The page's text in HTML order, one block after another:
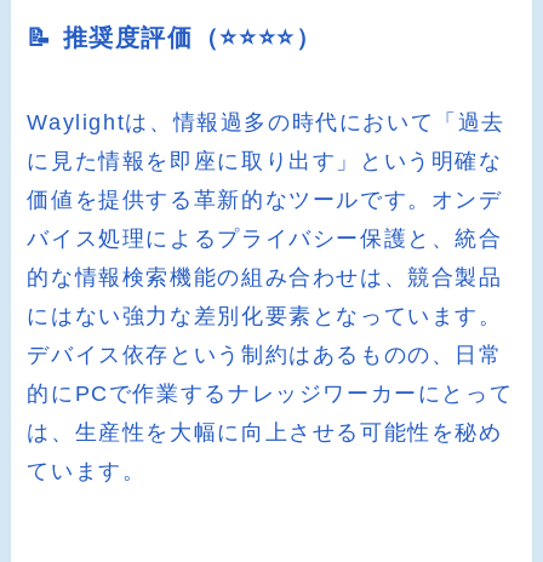
📝 推奨度評価（⭐️⭐️⭐️⭐️）
Waylightは、情報過多の時代において「過去
に見た情報を即座に取り出す」という明確な
価値を提供する革新的なツールです。オンデ
バイス処理によるプライバシー保護と、統合
的な情報検索機能の組み合わせは、競合製品
にはない強力な差別化要素となっています。
デバイス依存という制約はあるものの、日常
的にPCで作業するナレッジワーカーにとって
は、生産性を大幅に向上させる可能性を秘め
ています。